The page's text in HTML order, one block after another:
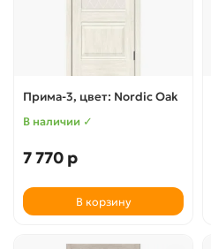
Прима-3, цвет: Nordic Oak
В наличии ✓
7 770 р
В корзину